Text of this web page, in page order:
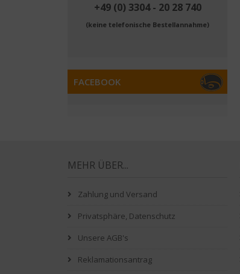
+49 (0) 3304 - 20 28 740
(keine telefonische Bestellannahme)
FACEBOOK
MEHR ÜBER...
Zahlung und Versand
Privatsphäre, Datenschutz
Unsere AGB's
Reklamationsantrag